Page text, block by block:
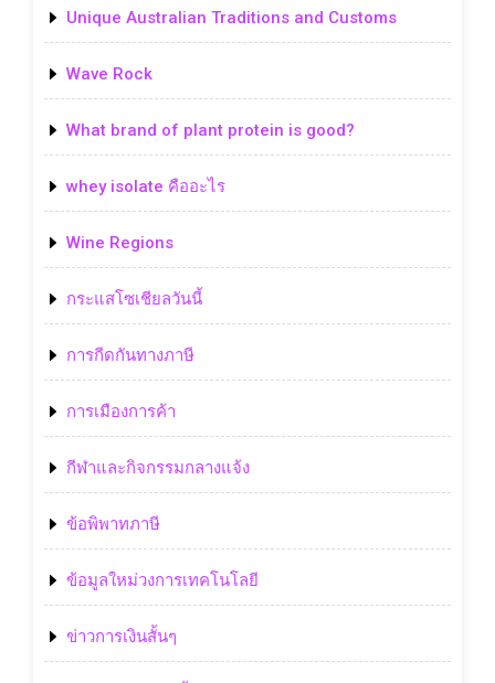
Unique Australian Traditions and Customs
Wave Rock
What brand of plant protein is good?
whey isolate คืออะไร
Wine Regions
กระแสโซเชียลวันนี้
การกีดกันทางภาษี
การเมืองการค้า
กีฬาและกิจกรรมกลางแจ้ง
ข้อพิพาทภาษี
ข้อมูลใหม่วงการเทคโนโลยี
ข่าวการเงินสั้นๆ